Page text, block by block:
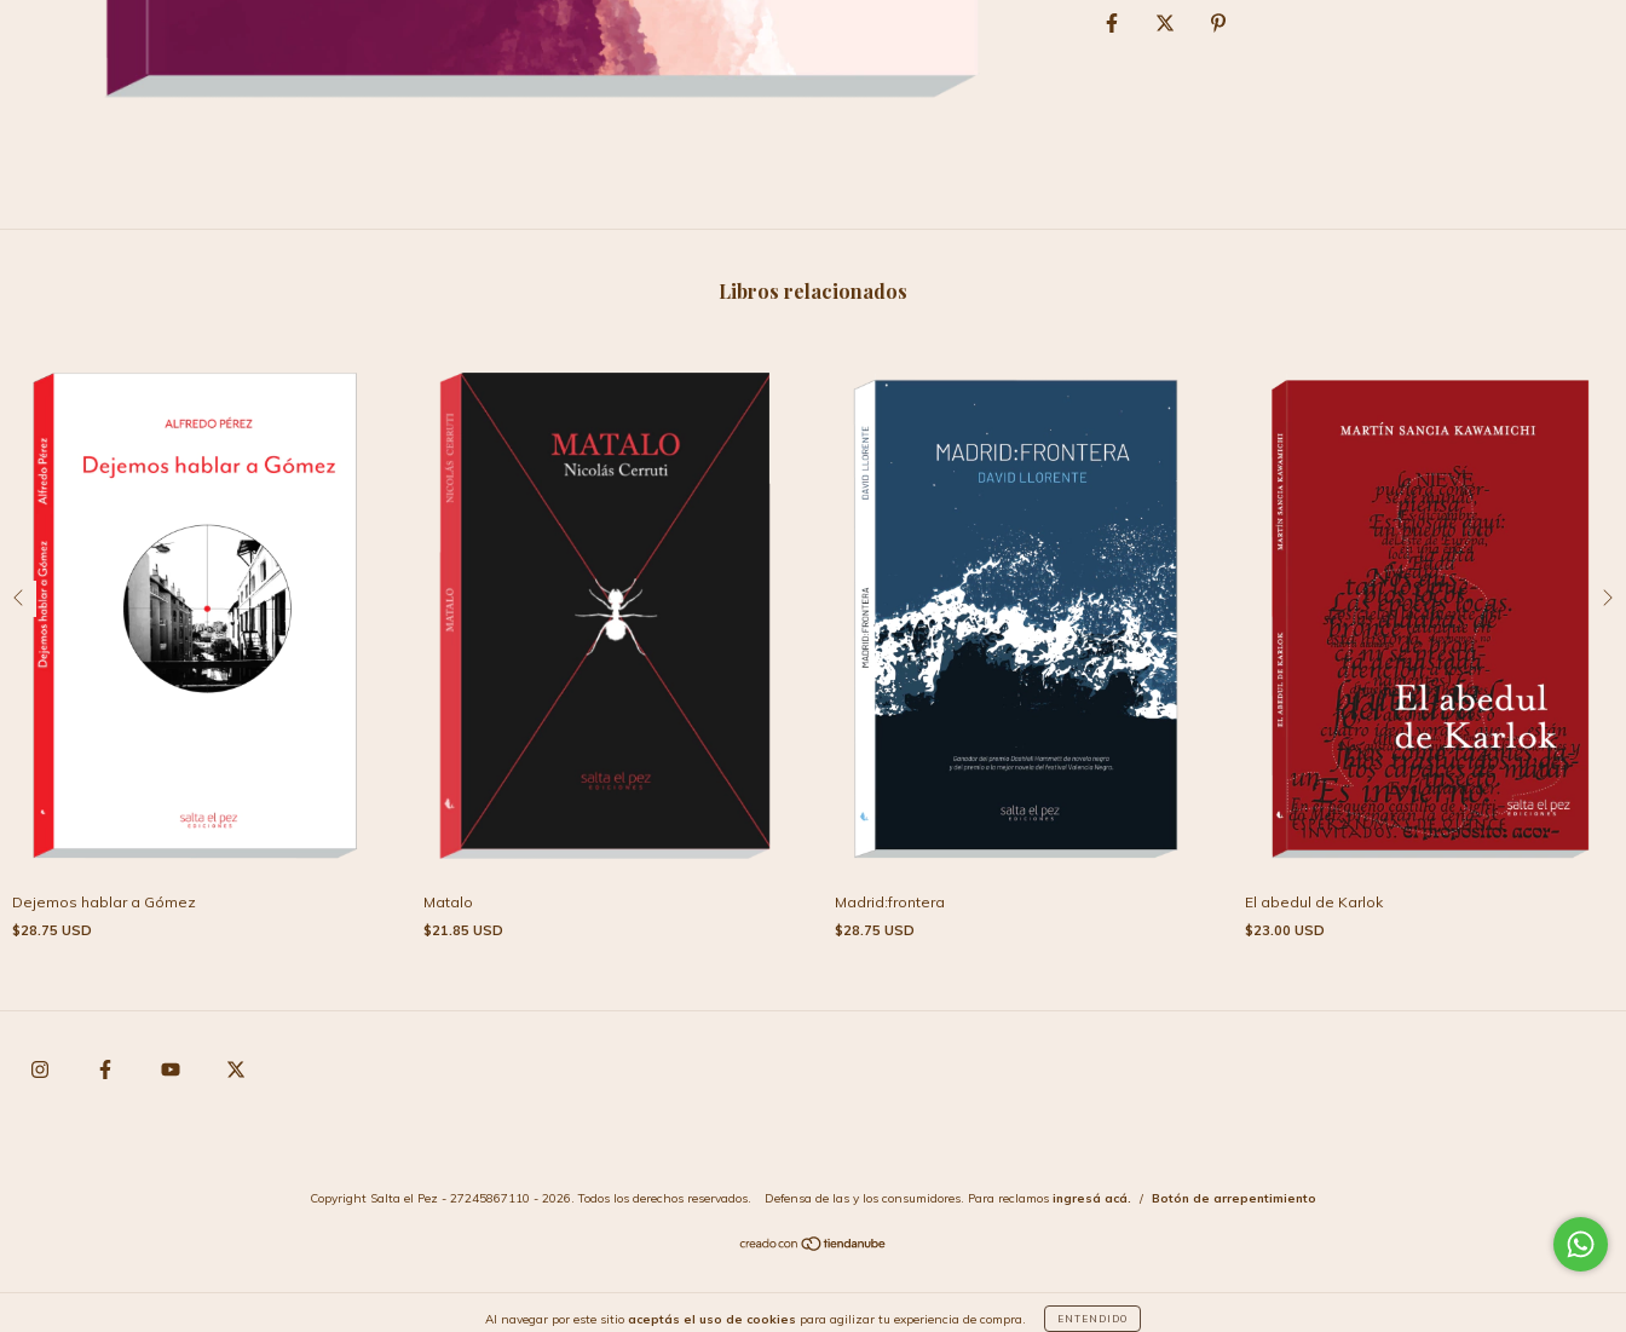
Al navegar por este sitio aceptás el uso de cookies para agilizar tu experiencia de compra. ENTENDIDO
Libros relacionados
Dejemos hablar a Gómez
$28.75 USD
Matalo
$21.85 USD
Madrid:frontera
$28.75 USD
El abedul de Karlok
$23.00 USD
Copyright Salta el Pez - 27245867110 - 2026. Todos los derechos reservados. Defensa de las y los consumidores. Para reclamos ingresá acá. / Botón de arrepentimiento